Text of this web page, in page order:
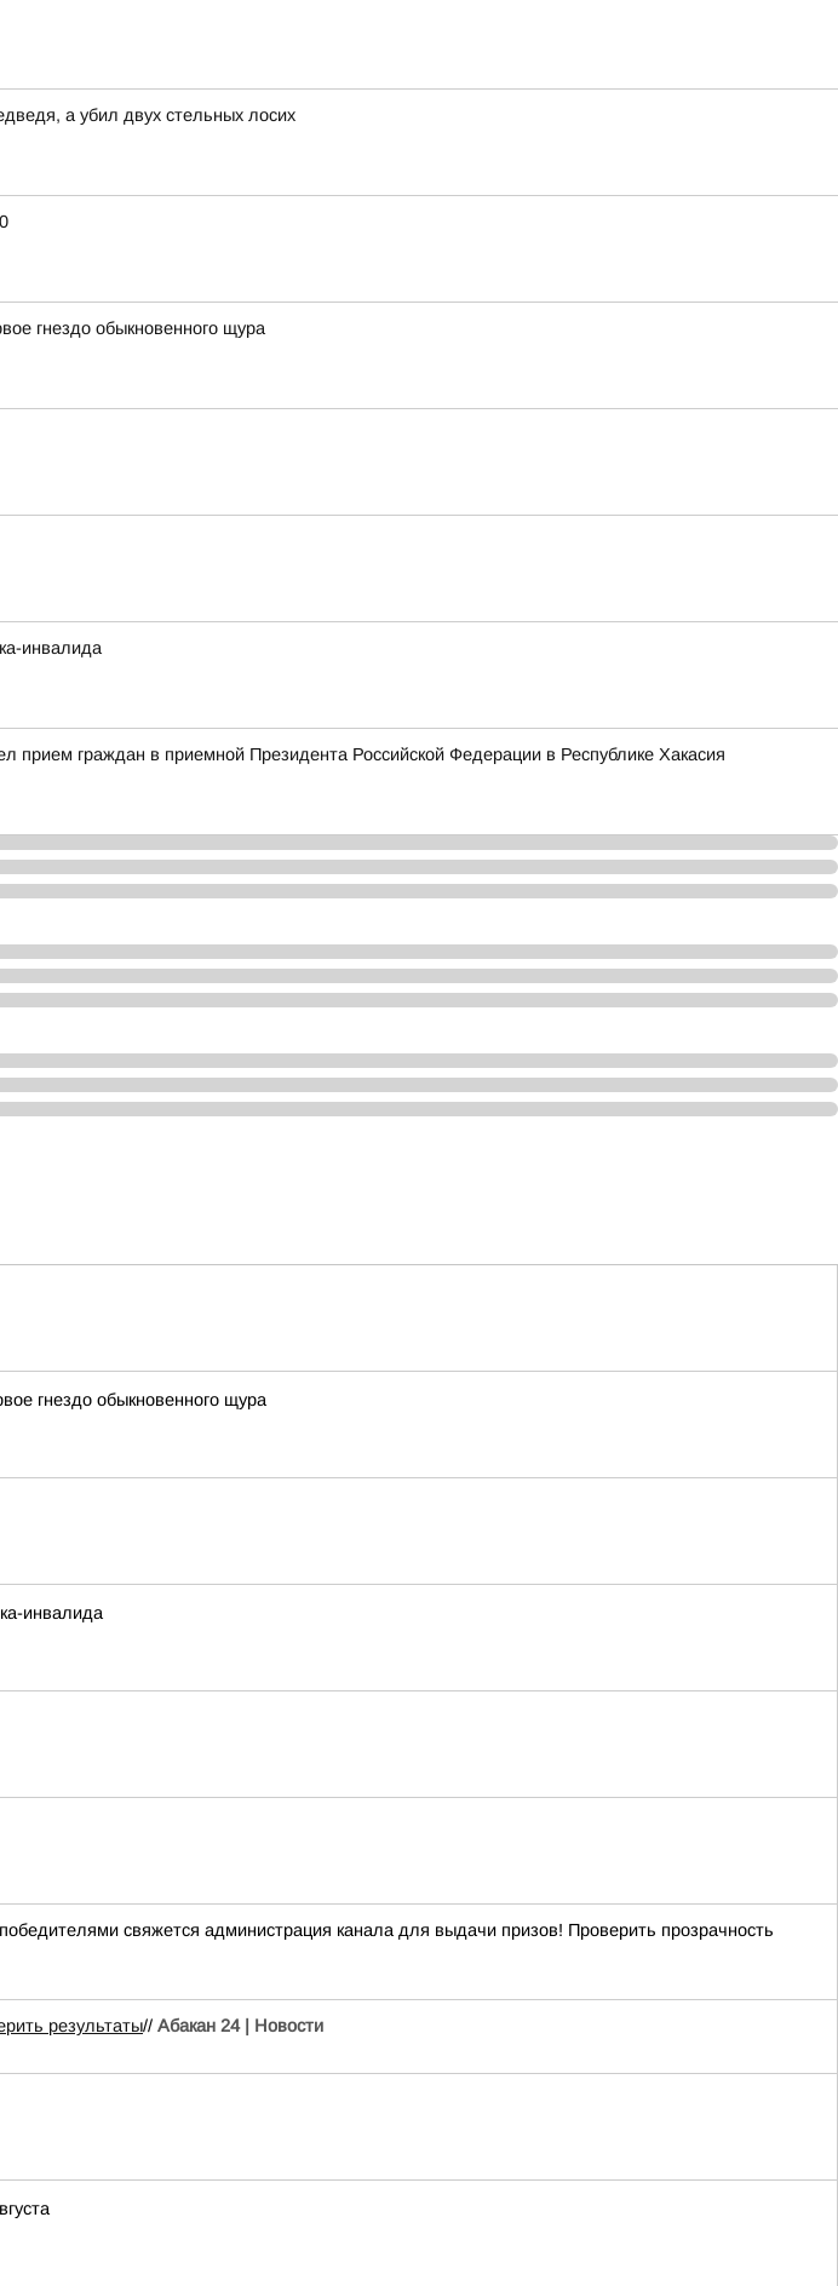
а убил двух стельных лосих
гнездо обыкновенного щура
инвалида
прием граждан в приемной Президента Российской Федерации в Республике Хакасия
гнездо обыкновенного щура
инвалида
свяжется администрация канала для выдачи призов! Проверить прозрачность
результаты// Абакан 24 | Новости